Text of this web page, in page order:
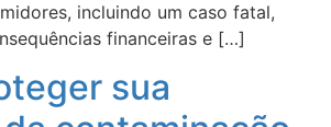
incluindo um caso fatal,
financeiras e […]
sua